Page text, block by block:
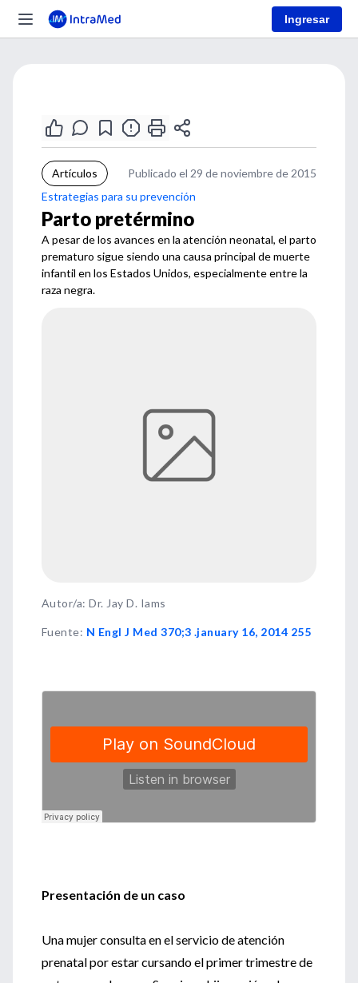
Ingresar
Artículos
Publicado el 29 de noviembre de 2015
Estrategias para su prevención
Parto pretérmino
A pesar de los avances en la atención neonatal, el parto
prematuro sigue siendo una causa principal de muerte
infantil en los Estados Unidos, especialmente entre la
raza negra.
Autor/a: Dr. Jay D. Iams
Fuente: N Engl J Med 370;3 .january 16, 2014 255
Presentación de un caso
Una mujer consulta en el servicio de atención
prenatal por estar cursando el primer trimestre de